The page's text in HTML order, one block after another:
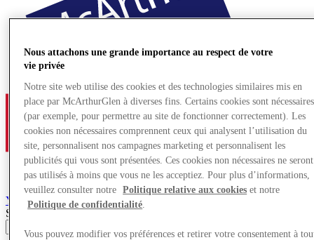
York Village de Marques
Search input
Nous attachons une grande importance au respect de votre
vie privée
Notre site web utilise des cookies et des technologies similaires mis en
place par McArthurGlen à diverses fins. Certains cookies sont nécessaires
(par exemple, pour permettre au site de fonctionner correctement). Les
cookies non nécessaires comprennent ceux qui analysent l’utilisation du
site, personnalisent nos campagnes marketing et personnalisent les
publicités qui vous sont présentées. Ces cookies non nécessaires ne seront
pas utilisés à moins que vous ne les acceptiez. Pour plus d’informations,
veuillez consulter notre
Politique relative aux cookies et notre
Politique de confidentialité
Vous pouvez modifier vos préférences et retirer votre consentement à